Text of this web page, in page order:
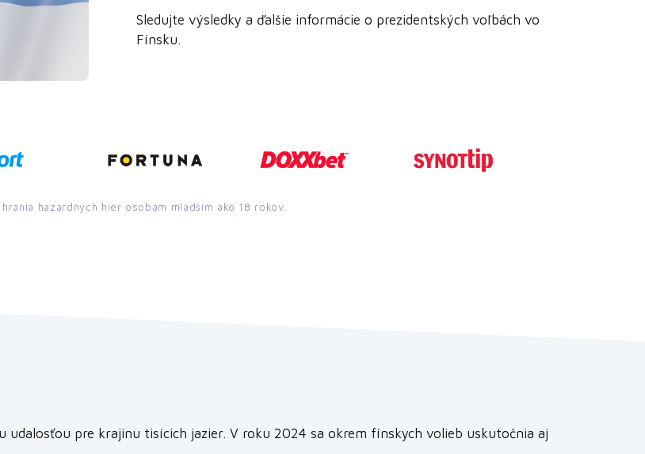
Sledujte výsledky a ďalšie informácie o prezidentských voľbách vo
Fínsku.
hrania hazardných hier osobám mladším ako 18 rokov.
pre krajinu tisícich jazier. V roku 2024 sa okrem fínskych volieb uskutočnia aj